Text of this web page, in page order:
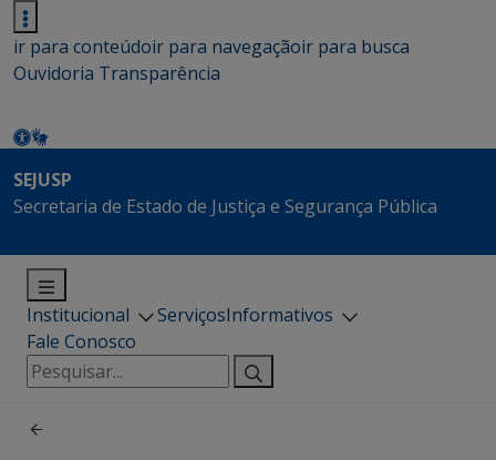
ir para conteúdoir para navegaçãoir para busca
Ouvidoria Transparência
SEJUSP
Secretaria de Estado de Justiça e Segurança Pública
Institucional ServiçosInformativos
Fale Conosco
Pesquisar
por: